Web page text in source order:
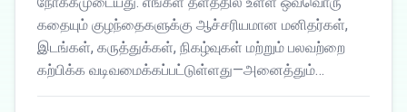
கதையும் குழந்தைகளுக்கு ஆச்சரியமான மனிதர்கள்,
இடங்கள், கருத்துக்கள், நிகழ்வுகள் மற்றும் பலவற்றை
கற்பிக்க வடிவமைக்கப்பட்டுள்ளது—அனைத்தும்…